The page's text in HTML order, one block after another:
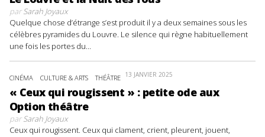
parSarah Joyaux
Quelque chose d’étrange s’est produit il y a deux semaines sous les
célèbres pyramides du Louvre. Le silence qui règne habituellement
une fois les portes du...
CINÉMA CULTURE & ARTS THÉÂTRE 13 JANVIER 2025
« Ceux qui rougissent » : petite ode aux
Option théâtre
parSarah Joyaux
Ceux qui rougissent. Ceux qui clament, crient, pleurent, jouent,